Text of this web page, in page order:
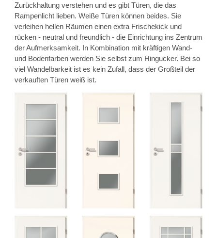
Zurückhaltung verstehen und es gibt Türen, die das
Rampenlicht lieben. Weiße Türen können beides. Sie
verleihen hellen Räumen einen extra Frischekick und
rücken - neutral und freundlich - die Einrichtung ins Zentrum
der Aufmerksamkeit. In Kombination mit kräftigen Wand-
und Bodenfarben werden Sie selbst zum Hingucker. Bei so
viel Wandelbarkeit ist es kein Zufall, dass der Großteil der
verkauften Türen weiß ist.